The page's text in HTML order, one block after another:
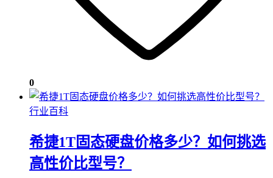
0
行业百科
希捷1T固态硬盘价格多少？如何挑选
高性价比型号？